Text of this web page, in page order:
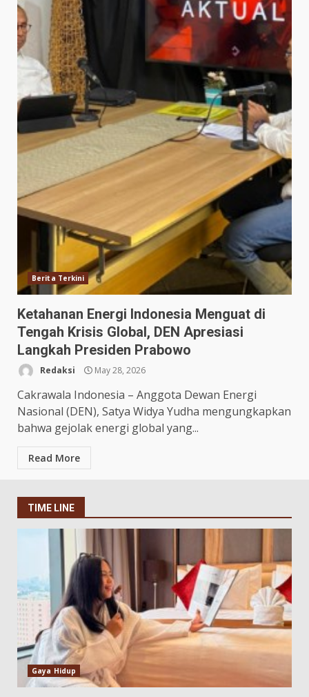
Berita Terkini
Ketahanan Energi Indonesia Menguat di
Tengah Krisis Global, DEN Apresiasi
Langkah Presiden Prabowo
Redaksi May 28, 2026
Cakrawala Indonesia – Anggota Dewan Energi
Nasional (DEN), Satya Widya Yudha mengungkapkan
bahwa gejolak energi global yang...
Read More
TIME LINE
Gaya Hidup